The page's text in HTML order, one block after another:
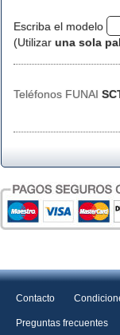
Escriba el modelo
(Utilizar una sola
Teléfonos FUNAI
Contacto
Preguntas frecuentes